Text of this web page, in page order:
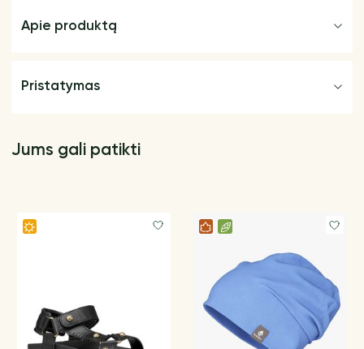
Apie produktą
Pristatymas
Jums gali patikti